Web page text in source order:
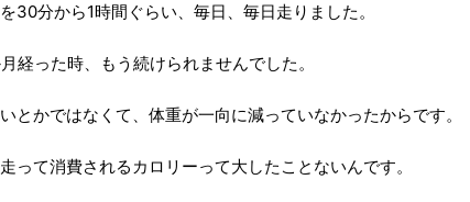
30分から1時間ぐらい、毎日、毎日走りました。
経った時、もう続けられませんでした。
とかではなくて、体重が一向に減っていなかったからです。
って消費されるカロリーって大したことないんです。